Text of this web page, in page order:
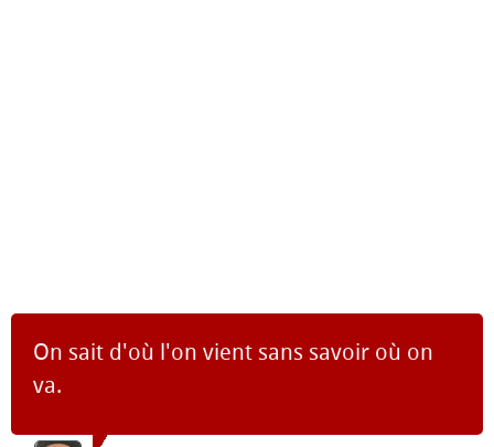
On sait d'où l'on vient sans savoir où on
va.